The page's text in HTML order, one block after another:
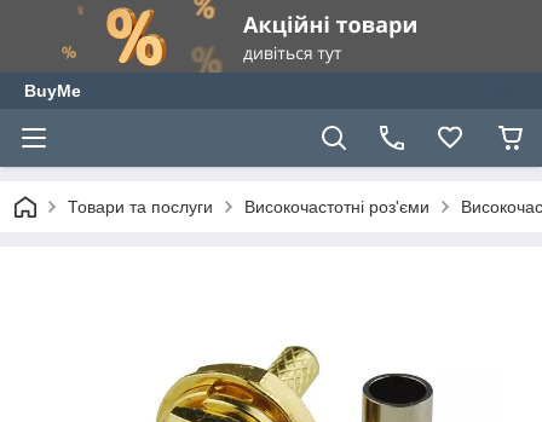
BuyMe
Товари та послуги Високочастотні роз'єми